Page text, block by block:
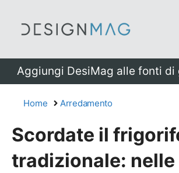
Aggiungi DesiMag alle fonti di
Home Arredamento
Scordate il
tradizionale: nelle